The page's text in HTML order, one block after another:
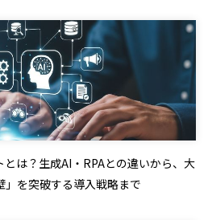
とは？生成AI・RPAとの違いから、大
を突破する導入戦略まで